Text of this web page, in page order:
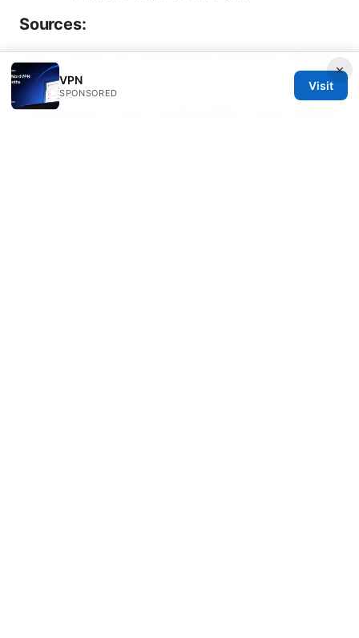
Sources:
How to reset your expressvpn password without
a hassle
×
VPN
SPONSORED
Visit